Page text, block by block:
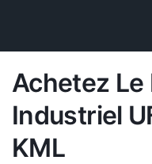
Achetez Le
Industriel
KML